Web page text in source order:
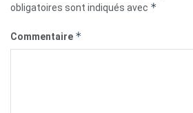
obligatoires sont indiqués avec *
Commentaire *